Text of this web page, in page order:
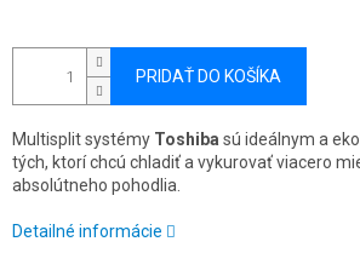
PRIDAŤ DO KOŠÍKA
Multisplit systémy Toshiba sú ideálnym a
tých, ktorí chcú chladiť a vykurovať viacero
absolútneho pohodlia.
Detailné informácie